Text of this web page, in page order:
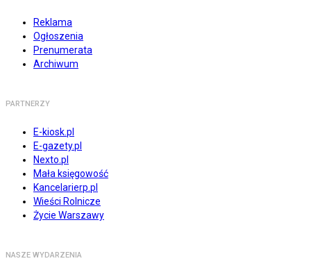
Reklama
Ogłoszenia
Prenumerata
Archiwum
PARTNERZY
E-kiosk.pl
E-gazety.pl
Nexto.pl
Mała księgowość
Kancelarierp.pl
Wieści Rolnicze
Życie Warszawy
NASZE WYDARZENIA